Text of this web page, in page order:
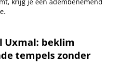
Uxmal: beklim
tempels zonder